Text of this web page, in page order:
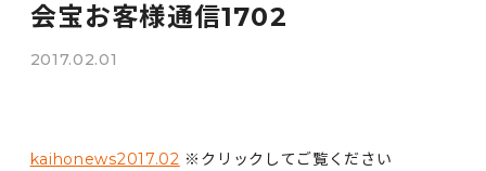
会宝お客様通信1702
2017.02.01
kaihonews2017.02 ※クリックしてご覧ください